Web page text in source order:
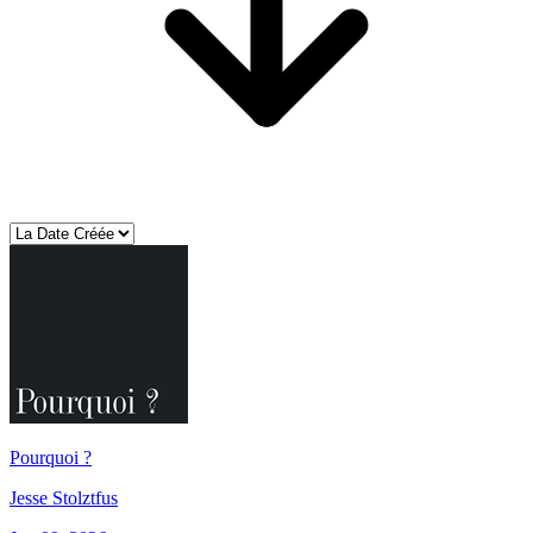
Pourquoi ?
Jesse Stolztfus